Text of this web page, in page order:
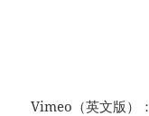
Vimeo（英文版）：